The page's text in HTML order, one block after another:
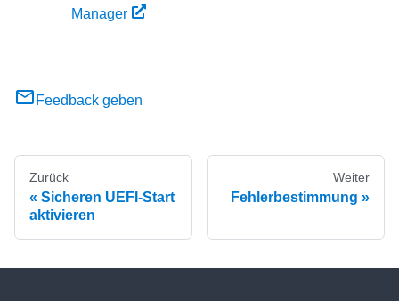
Manager
Feedback geben
Zurück
Sicheren UEFI-Start
aktivieren
Weiter
Fehlerbestimmung